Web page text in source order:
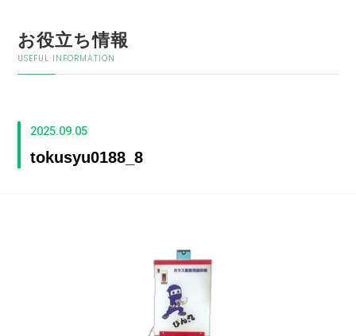
お役立ち情報
USEFUL INFORMATION
2025.09.05
tokusyu0188_8